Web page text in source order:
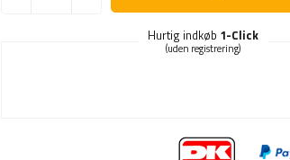
Hurtig indkøb 1-Click
(uden registrering)